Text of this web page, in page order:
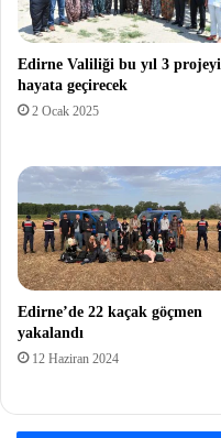
Edirne Valiliği bu yıl 3 projeyi
hayata geçirecek
2 Ocak 2025
Edirne’de 22 kaçak göçmen
yakalandı
12 Haziran 2024